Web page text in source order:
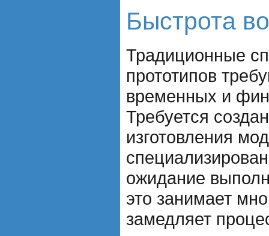
Быстрота
Традиционные
прототипов
временных и
Требуется
изготовления
ожидание
это занимает
замедляет